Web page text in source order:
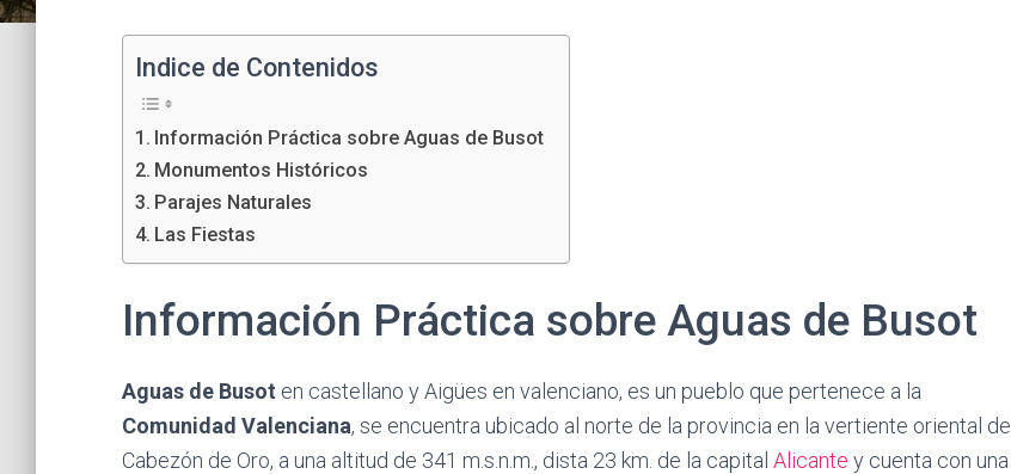
Indice de Contenidos
Información Práctica sobre Aguas de Busot
Monumentos Históricos
Parajes Naturales
Las Fiestas
Información Práctica sobre Aguas de Busot
Aguas de Busot en castellano y Aigües en valenciano, es un pueblo que pertenece a la
Comunidad Valenciana, se encuentra ubicado al norte de la provincia en la vertiente oriental del
Cabezón de Oro, a una altitud de 341 m.s.n.m., dista 23 km. de la capital Alicante y cuenta con una